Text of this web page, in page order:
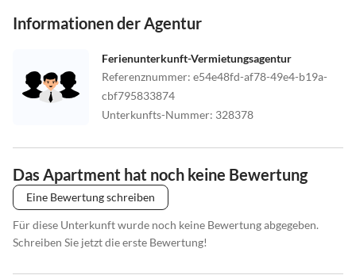
Informationen der Agentur
Ferienunterkunft-Vermietungsagentur
Referenznummer: e54e48fd-af78-49e4-b19a-
cbf795833874
Unterkunfts-Nummer: 328378
Das Apartment hat noch keine Bewertung
Eine Bewertung schreiben
Für diese Unterkunft wurde noch keine Bewertung abgegeben.
Schreiben Sie jetzt die erste Bewertung!